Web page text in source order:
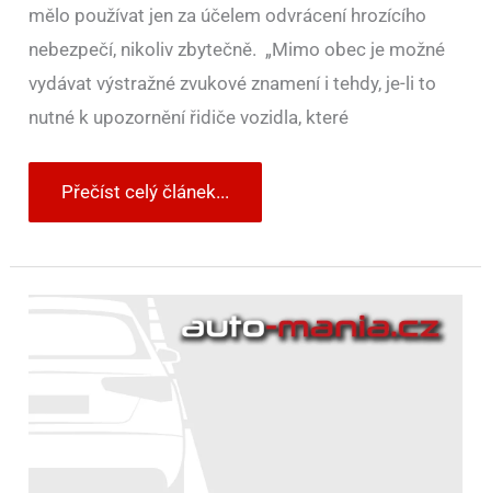
mělo používat jen za účelem odvrácení hrozícího
nebezpečí, nikoliv zbytečně. „Mimo obec je možné
vydávat výstražné zvukové znamení i tehdy, je-li to
nutné k upozornění řidiče vozidla, které
Přečíst celý článek...
Bombaji